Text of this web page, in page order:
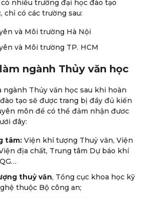
nhiều trường đại học đào tạo
chỉ có các trường sau:
và Môi trường Hà Nội
và Môi trường TP. HCM
ngành Thủy văn học
ngành Thủy văn học sau khi hoàn
tạo sẽ được trang bị đầy đủ kiến
môn để có thể đảm nhận đươc
đây:
tâm: Viện khí tượng Thuỷ văn, Viện
địa chất, Trung tâm Dự báo khí
thuỷ văn, Tổng cục khoa học kỹ
thuộc Bộ công an;